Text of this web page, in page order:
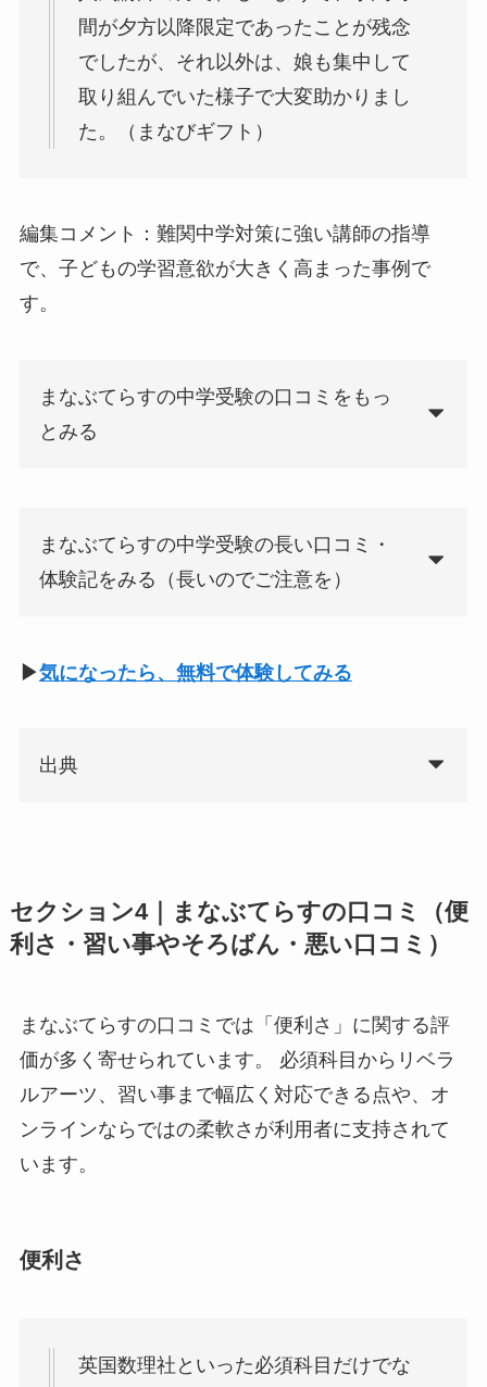
間が夕方以降限定であったことが残念
でしたが、それ以外は、娘も集中して
取り組んでいた様子で大変助かりまし
た。（まなびギフト）
編集コメント：難関中学対策に強い講師の指導
で、子どもの学習意欲が大きく高まった事例で
す。
まなぶてらすの中学受験の口コミをもっ
とみる
まなぶてらすの中学受験の長い口コミ・
体験記をみる（長いのでご注意を）
▶気になったら、無料で体験してみる
出典
セクション4｜まなぶてらすの口コミ（便
利さ・習い事やそろばん・悪い口コミ）
まなぶてらすの口コミでは「便利さ」に関する評
価が多く寄せられています。 必須科目からリベラ
ルアーツ、習い事まで幅広く対応できる点や、オ
ンラインならではの柔軟さが利用者に支持されて
います。
便利さ
英国数理社といった必須科目だけでな